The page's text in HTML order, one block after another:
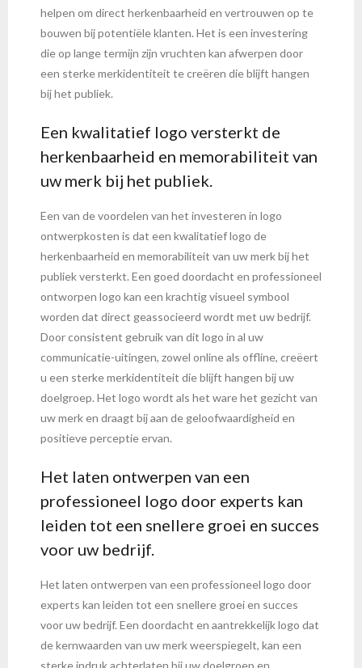
helpen om direct herkenbaarheid en vertrouwen op te
bouwen bij potentiële klanten. Het is een investering
die op lange termijn zijn vruchten kan afwerpen door
een sterke merkidentiteit te creëren die blijft hangen
bij het publiek.
Een kwalitatief logo versterkt de
herkenbaarheid en memorabiliteit van
uw merk bij het publiek.
Een van de voordelen van het investeren in logo
ontwerpkosten is dat een kwalitatief logo de
herkenbaarheid en memorabiliteit van uw merk bij het
publiek versterkt. Een goed doordacht en professioneel
ontworpen logo kan een krachtig visueel symbool
worden dat direct geassocieerd wordt met uw bedrijf.
Door consistent gebruik van dit logo in al uw
communicatie-uitingen, zowel online als offline, creëert
u een sterke merkidentiteit die blijft hangen bij uw
doelgroep. Het logo wordt als het ware het gezicht van
uw merk en draagt bij aan de geloofwaardigheid en
positieve perceptie ervan.
Het laten ontwerpen van een
professioneel logo door experts kan
leiden tot een snellere groei en succes
voor uw bedrijf.
Het laten ontwerpen van een professioneel logo door
experts kan leiden tot een snellere groei en succes
voor uw bedrijf. Een doordacht en aantrekkelijk logo dat
de kernwaarden van uw merk weerspiegelt, kan een
sterke indruk achterlaten bij uw doelgroep en